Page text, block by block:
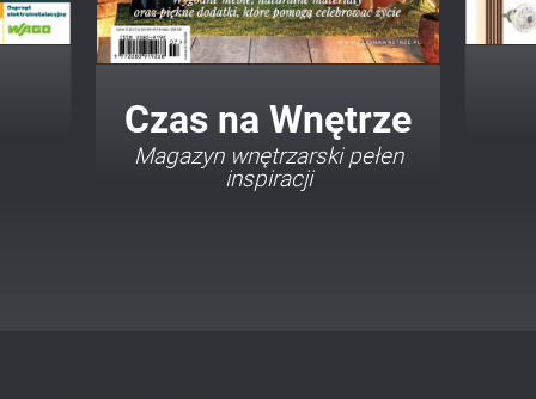
Twój Dom Twój Styl
Porady i inspiracje w
najmodniejszych stylach